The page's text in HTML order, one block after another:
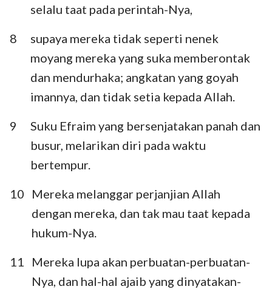
selalu taat pada perintah-Nya,
8
supaya mereka tidak seperti nenek
moyang mereka yang suka memberontak
dan mendurhaka; angkatan yang goyah
imannya, dan tidak setia kepada Allah.
9
Suku Efraim yang bersenjatakan panah dan
busur, melarikan diri pada waktu
bertempur.
10
Mereka melanggar perjanjian Allah
dengan mereka, dan tak mau taat kepada
hukum-Nya.
11
Mereka lupa akan perbuatan-perbuatan-
Nya, dan hal-hal ajaib yang dinyatakan-